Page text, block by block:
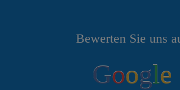
Bewerten Sie uns
Google